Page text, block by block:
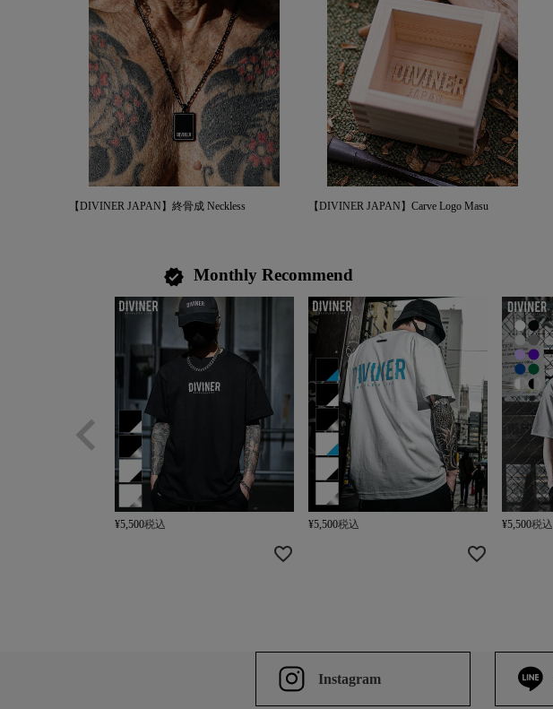
【DIVINER JAPAN】終骨成 Neckless 【DIVINER JAPAN】Carve Logo Masu
verified Monthly Recommend
¥5,500税込 ¥5,500税込 ¥5,500税込
Instagram